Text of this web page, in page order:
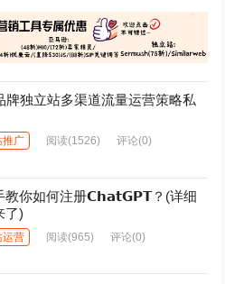
牌独立站多渠道流量运营策略私
推广 阅读(1526) 评论(0)
教你如何注册𝗖𝗵𝗮𝘁𝗚𝗣𝗧？(详细
了)
运营 阅读(965) 评论(0)